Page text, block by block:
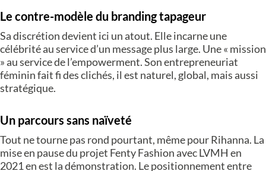
Le contre-modèle du branding tapageur
Sa discrétion devient ici un atout. Elle incarne une
célébrité au service d’un message plus large. Une « mission
» au service de l’empowerment. Son entrepreneuriat
féminin fait fi des clichés, il est naturel, global, mais aussi
stratégique.
Un parcours sans naïveté
Tout ne tourne pas rond pourtant, même pour Rihanna. La
mise en pause du projet Fenty Fashion avec LVMH en
2021 en est la démonstration. Le positionnement entre